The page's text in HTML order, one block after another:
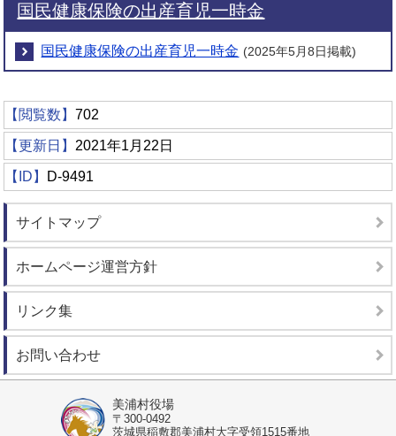
国民健康保険の出産育児一時金
国民健康保険の出産育児一時金 (2025年5月8日掲載)
【閲覧数】702
【更新日】 2021年1月22日
【ID】 D-9491
サイトマップ
ホームページ運営方針
リンク集
お問い合わせ
美浦村役場
〒300-0492
茨城県稲敷郡美浦村大字受領1515番地